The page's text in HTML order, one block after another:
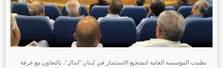
نظمت المؤسسة العامة لتشجيع الاستثمار في لبنان "ايدال"، بالتعاون مع غرفة